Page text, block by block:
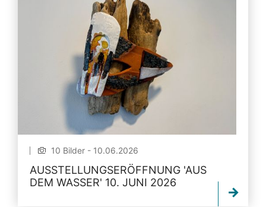
10 Bilder - 10.06.2026
AUSSTELLUNGSERÖFFNUNG 'AUS
DEM WASSER' 10. JUNI 2026